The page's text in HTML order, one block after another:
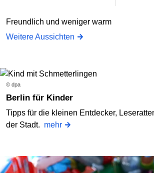
Freundlich und weniger warm
Weitere Aussichten
© dpa
Berlin für Kinder
Tipps für die kleinen Entdecker,
der Stadt. mehr